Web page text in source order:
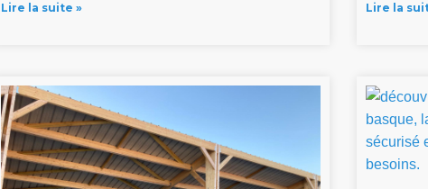
Lire la suite » Lire la